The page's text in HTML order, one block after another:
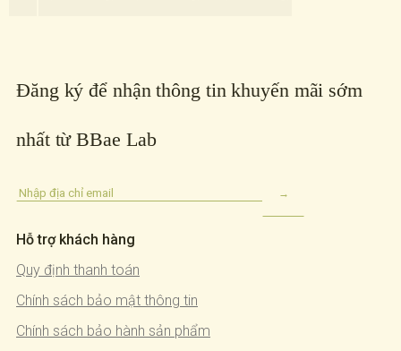
Đăng ký để nhận thông tin khuyến mãi sớm
nhất từ BBae Lab
Hỗ trợ khách hàng
Quy định thanh toán
Chính sách bảo mật thông tin
Chính sách bảo hành sản phẩm